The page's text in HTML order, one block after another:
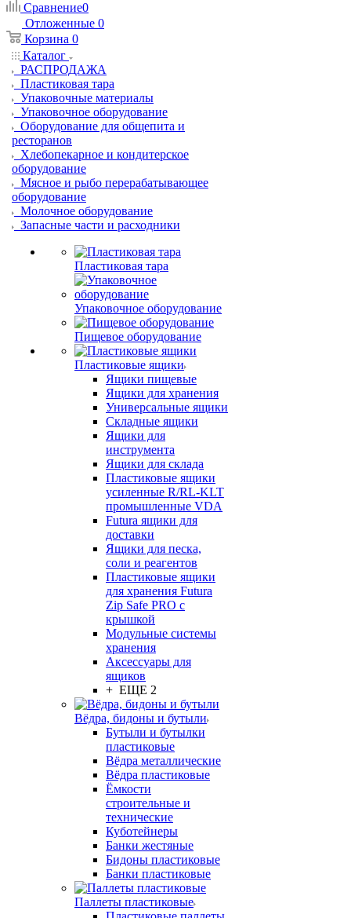
Сравнение0
Отложенные 0
Корзина 0
Каталог
РАСПРОДАЖА
Пластиковая тара
Упаковочные материалы
Упаковочное оборудование
Оборудование для общепита и
ресторанов
Хлебопекарное и кондитерское
оборудование
Мясное и рыбо перерабатывающее
оборудование
Молочное оборудование
Запасные части и расходники
Пластиковая тара
Упаковочное оборудование
Пищевое оборудование
Пластиковые ящики
Ящики пищевые
Ящики для хранения
Универсальные ящики
Складные ящики
Ящики для
инструмента
Ящики для склада
Пластиковые ящики
усиленные R/RL-KLT
промышленные VDA
Futura ящики для
доставки
Ящики для песка,
соли и реагентов
Пластиковые ящики
для хранения Futura
Zip Safe PRO с
крышкой
Модульные системы
хранения
Аксессуары для
ящиков
+ ЕЩЕ 2
Вёдра, бидоны и бутыли
Бутыли и бутылки
пластиковые
Вёдра металлические
Вёдра пластиковые
Ёмкости
строительные и
технические
Куботейнеры
Банки жестяные
Бидоны пластиковые
Банки пластиковые
Паллеты пластиковые